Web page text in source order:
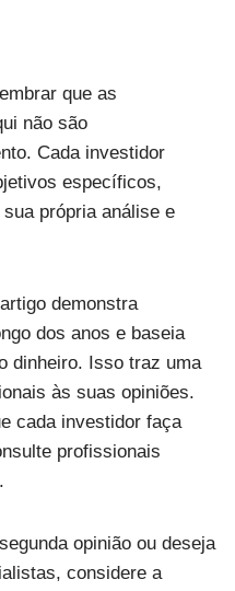
que as
não são
Cada investidor
específicos,
própria análise e
demonstra
dos anos e baseia
dinheiro. Isso traz uma
às suas opiniões.
cada investidor faça
profissionais
opinião ou deseja
considere a